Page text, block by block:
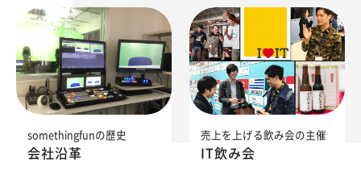
somethingfunの歴史
会社沿革
売上を上げる飲み会の主催
IT飲み会